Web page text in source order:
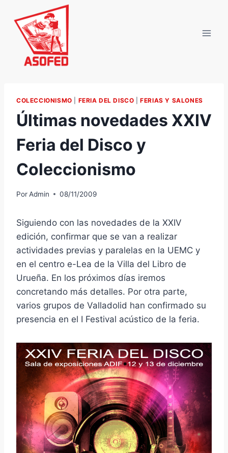
contenido
COLECCIONISMO FERIA DEL DISCO |FERIAS Y SALONES
Últimas novedades XXIV
Feria del Disco y
Coleccionismo
PorAdmin 08/11/2009
Siguiendo con las novedades de la XXIV
edición, confirmar que se van a realizar
actividades previas y paralelas en la UEMC y
en el centro e-Lea de la Villa del Libro de
Urueña. En los próximos días iremos
concretando más detalles. Por otra parte,
varios grupos de Valladolid han confirmado su
presencia en el I Festival acústico de la feria.